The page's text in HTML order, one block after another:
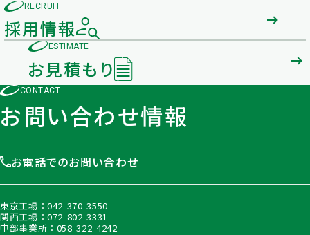
RECRUIT
採用情報
ESTIMATE
お見積もり
CONTACT
お問い合わせ情報
お電話でのお問い合わせ
東京工場：042-370-3550
関西工場：072-802-3331
中部事業所： 058-322-4242